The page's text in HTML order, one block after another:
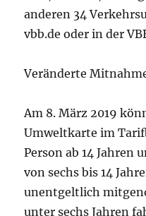
anderen 34
vbb.de oder in der
Veränderte
Am 8. März 2019
Umweltkarte im
Person ab 14 Jahren
von sechs bis 14
unentgeltlich
unter sechs Jahren